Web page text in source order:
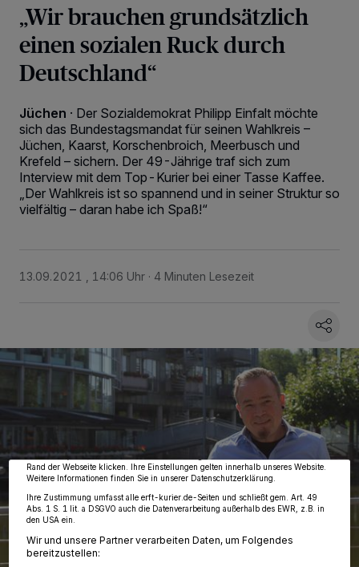
„Wir brauchen grundsätzlich
einen sozialen Ruck durch
Deutschland“
Jüchen · Der Sozialdemokrat Philipp Einfalt möchte
sich das Bundestagsmandat für seinen Wahlkreis –
Jüchen, Kaarst, Korschenbroich, Meerbusch und
Krefeld – sichern. Der 49-Jährige traf sich zum
Interview mit dem Top-Kurier bei einer Tasse Kaffee.
„Der Wahlkreis ist so spannend und in seiner Struktur so
vielfältig – daran habe ich Spaß!“
13.09.2021 , 14:06 Uhr 4 Minuten Lesezeit
218-Partner speichern und greifen auf personenbezogene Daten
wie Browserdaten oder eindeutige Kennungen auf Ihrem Gerät zu. Durch Auswahl
von OK aktivieren Sie Tracking-Technologien für die unter „Wir und unsere
Partner verarbeiten Daten, um Ihnen Dienste bereitzustellen“ aufgeführten
Zwecke. Wenn Tracker deaktiviert sind, sind manche Inhalte und Anzeigen
möglicherweise nicht mehr so relevant für Sie. Sie können dieses Menü jederzeit
wieder aufrufen, um Ihre Einstellungen zu ändern oder Ihre Einwilligung zu
widerrufen, indem Sie auf den Link Einstellungen oder Ablehnen am unteren
Rand der Webseite klicken. Ihre Einstellungen gelten innerhalb unseres Website.
Weitere Informationen finden Sie in unserer Datenschutzerklärung.
Ihre Zustimmung umfasst alle erft-kurier.de-Seiten und schließt gem. Art. 49
Abs. 1 S. 1 lit. a DSGVO auch die Datenverarbeitung außerhalb des EWR, z.B. in
den USA ein.
Wir und unsere Partner verarbeiten Daten, um Folgendes
bereitzustellen: